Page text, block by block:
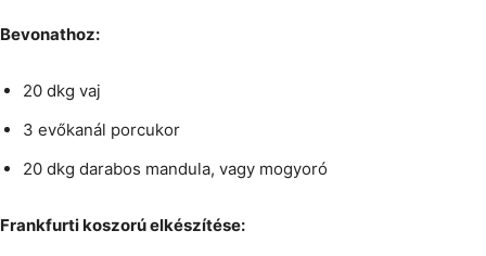
Bevonathoz:
20 dkg vaj
3 evőkanál porcukor
20 dkg darabos mandula, vagy mogyoró
Frankfurti koszorú elkészítése: